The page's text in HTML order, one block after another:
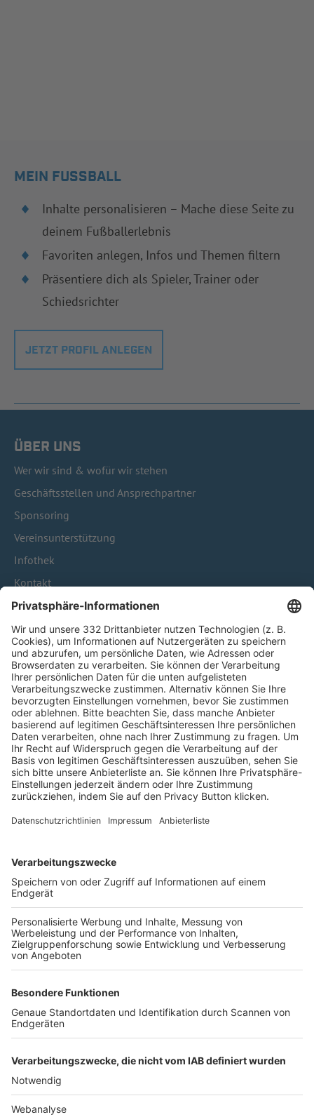
MEIN FUSSBALL
Inhalte personalisieren – Mache diese Seite zu
deinem Fußballerlebnis
Favoriten anlegen, Infos und Themen filtern
Präsentiere dich als Spieler, Trainer oder
Schiedsrichter
JETZT PROFIL ANLEGEN
ÜBER UNS
Wer wir sind & wofür wir stehen
Geschäftsstellen und Ansprechpartner
Sponsoring
Vereinsunterstützung
Infothek
Kontakt
HÄUFIG BESUCHTE SEITEN
Pässe und Vereinswechsel
Trainerausbildung
Schulungsangebot Vereinsmitarbeiter
BFV-Geschäftsstellen
Trainerbörse
Login SpielPlus
FOLGE DEM BFV
TOP-VEREINE
TOP-PARTNER